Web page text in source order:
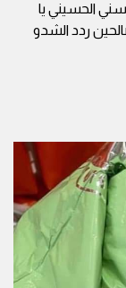
الحسيني يا
ردد الشدو